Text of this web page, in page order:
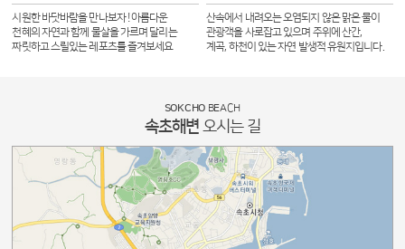
시원한 바닷바람을 만나보자 ! 아름다운
천혜의 자연과 함께 물살을 가르며 달리는
짜릿하고 스릴있는 레포츠를 즐겨보세요
산속에서 내려오는 오염되지 않은 맑은 물이
관광객을 사로잡고 있으며 주위에 산간,
계곡, 하천이 있는 자연 발생적 유원지입니다.
SOKCHOBEACH
속초해변오시는 길